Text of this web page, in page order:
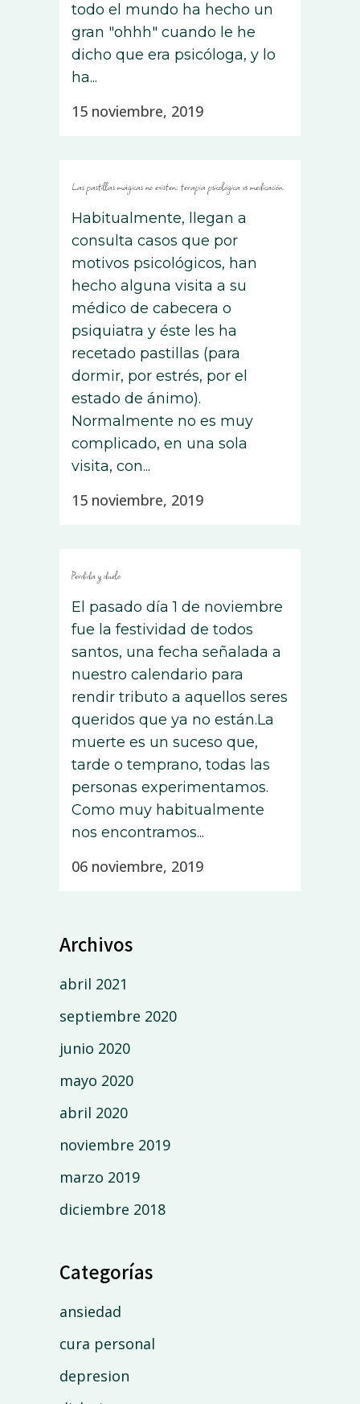
todo el mundo ha hecho un
gran "ohhh" cuando le he
dicho que era psicóloga, y lo
ha...
15 noviembre, 2019
Las pastillas mágicas no existen: terapia psicológica vs medicación
Habitualmente, llegan a
consulta casos que por
motivos psicológicos, han
hecho alguna visita a su
médico de cabecera o
psiquiatra y éste les ha
recetado pastillas (para
dormir, por estrés, por el
estado de ánimo).
Normalmente no es muy
complicado, en una sola
visita, con...
15 noviembre, 2019
Perdida y duelo
El pasado día 1 de noviembre
fue la festividad de todos
santos, una fecha señalada a
nuestro calendario para
rendir tributo a aquellos seres
queridos que ya no están.La
muerte es un suceso que,
tarde o temprano, todas las
personas experimentamos.
Como muy habitualmente
nos encontramos...
06 noviembre, 2019
Archivos
abril 2021
septiembre 2020
junio 2020
mayo 2020
abril 2020
noviembre 2019
marzo 2019
diciembre 2018
Categorías
ansiedad
cura personal
depresion